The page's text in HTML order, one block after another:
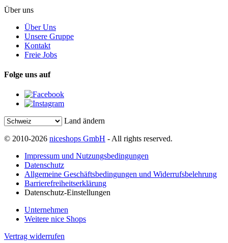
Über uns
Über Uns
Unsere Gruppe
Kontakt
Freie Jobs
Folge uns auf
Land ändern
© 2010-2026 niceshops GmbH - All rights reserved.
Impressum und Nutzungsbedingungen
Datenschutz
Allgemeine Geschäftsbedingungen und Widerrufsbelehrung
Barrierefreiheitserklärung
Datenschutz-Einstellungen
Unternehmen
Weitere nice Shops
Vertrag widerrufen